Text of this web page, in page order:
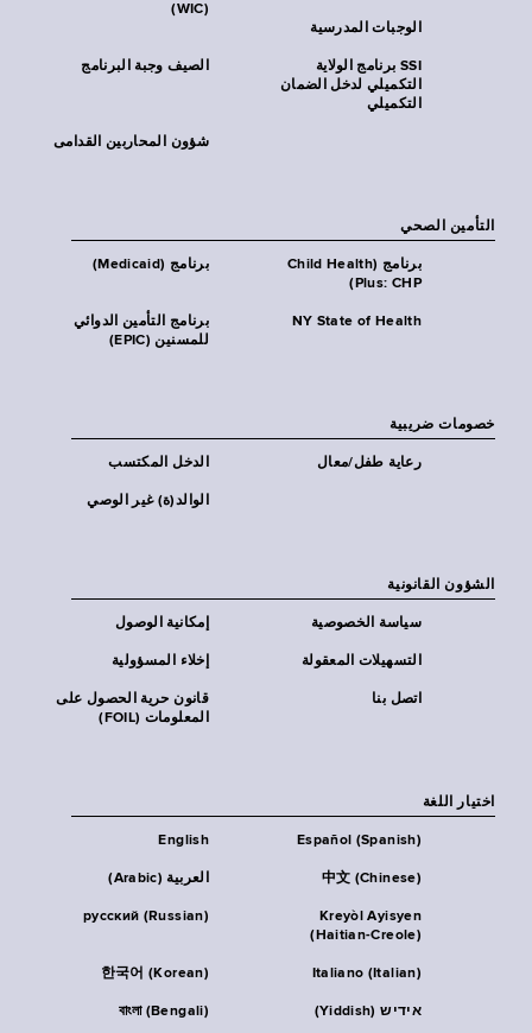
(WIC)
الوجبات المدرسية
الصيف وجبة البرنامج
SSI برنامج الولاية
التكميلي لدخل الضمان
التكميلي
شؤون المحاربين القدامى
التأمين الصحي
برنامج (Medicaid)
برنامج (Child Health
Plus: CHP)
برنامج التأمين الدوائي
للمسنين (EPIC)
NY State of Health
خصومات ضريبية
الدخل المكتسب رعاية طفل/معال
الوالد(ة) غير الوصي
الشؤون القانونية
إمكانية الوصول سياسة الخصوصية
إخلاء المسؤولية التسهيلات المعقولة
قانون حرية الحصول على
المعلومات (FOIL)
اتصل بنا
اختيار اللغة
English Español (Spanish)
العربية (Arabic) 中文 (Chinese)
русский (Russian)
Kreyòl Ayisyen
(Haitian-Creole)
한국어 (Korean) Italiano (Italian)
বাংলা (Bengali) אידיש (Yiddish)